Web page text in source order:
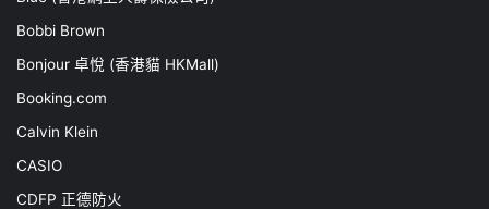
Bobbi Brown
Bonjour 卓悅 (香港貓 HKMall)
Booking.com
Calvin Klein
CASIO
CDFP 正德防火